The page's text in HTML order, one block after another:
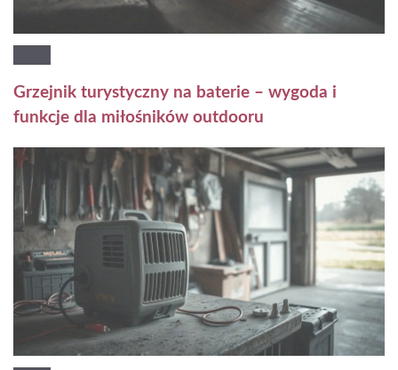
Grzejnik turystyczny na baterie – wygoda i
funkcje dla miłośników outdooru